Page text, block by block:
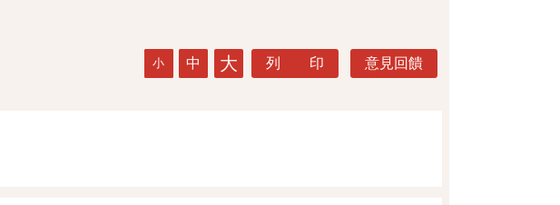
小 中 大 列 印 意見回饋